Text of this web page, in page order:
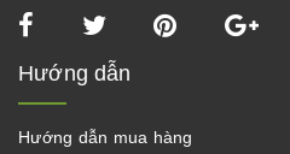
Hướng dẫn
Hướng dẫn mua hàng